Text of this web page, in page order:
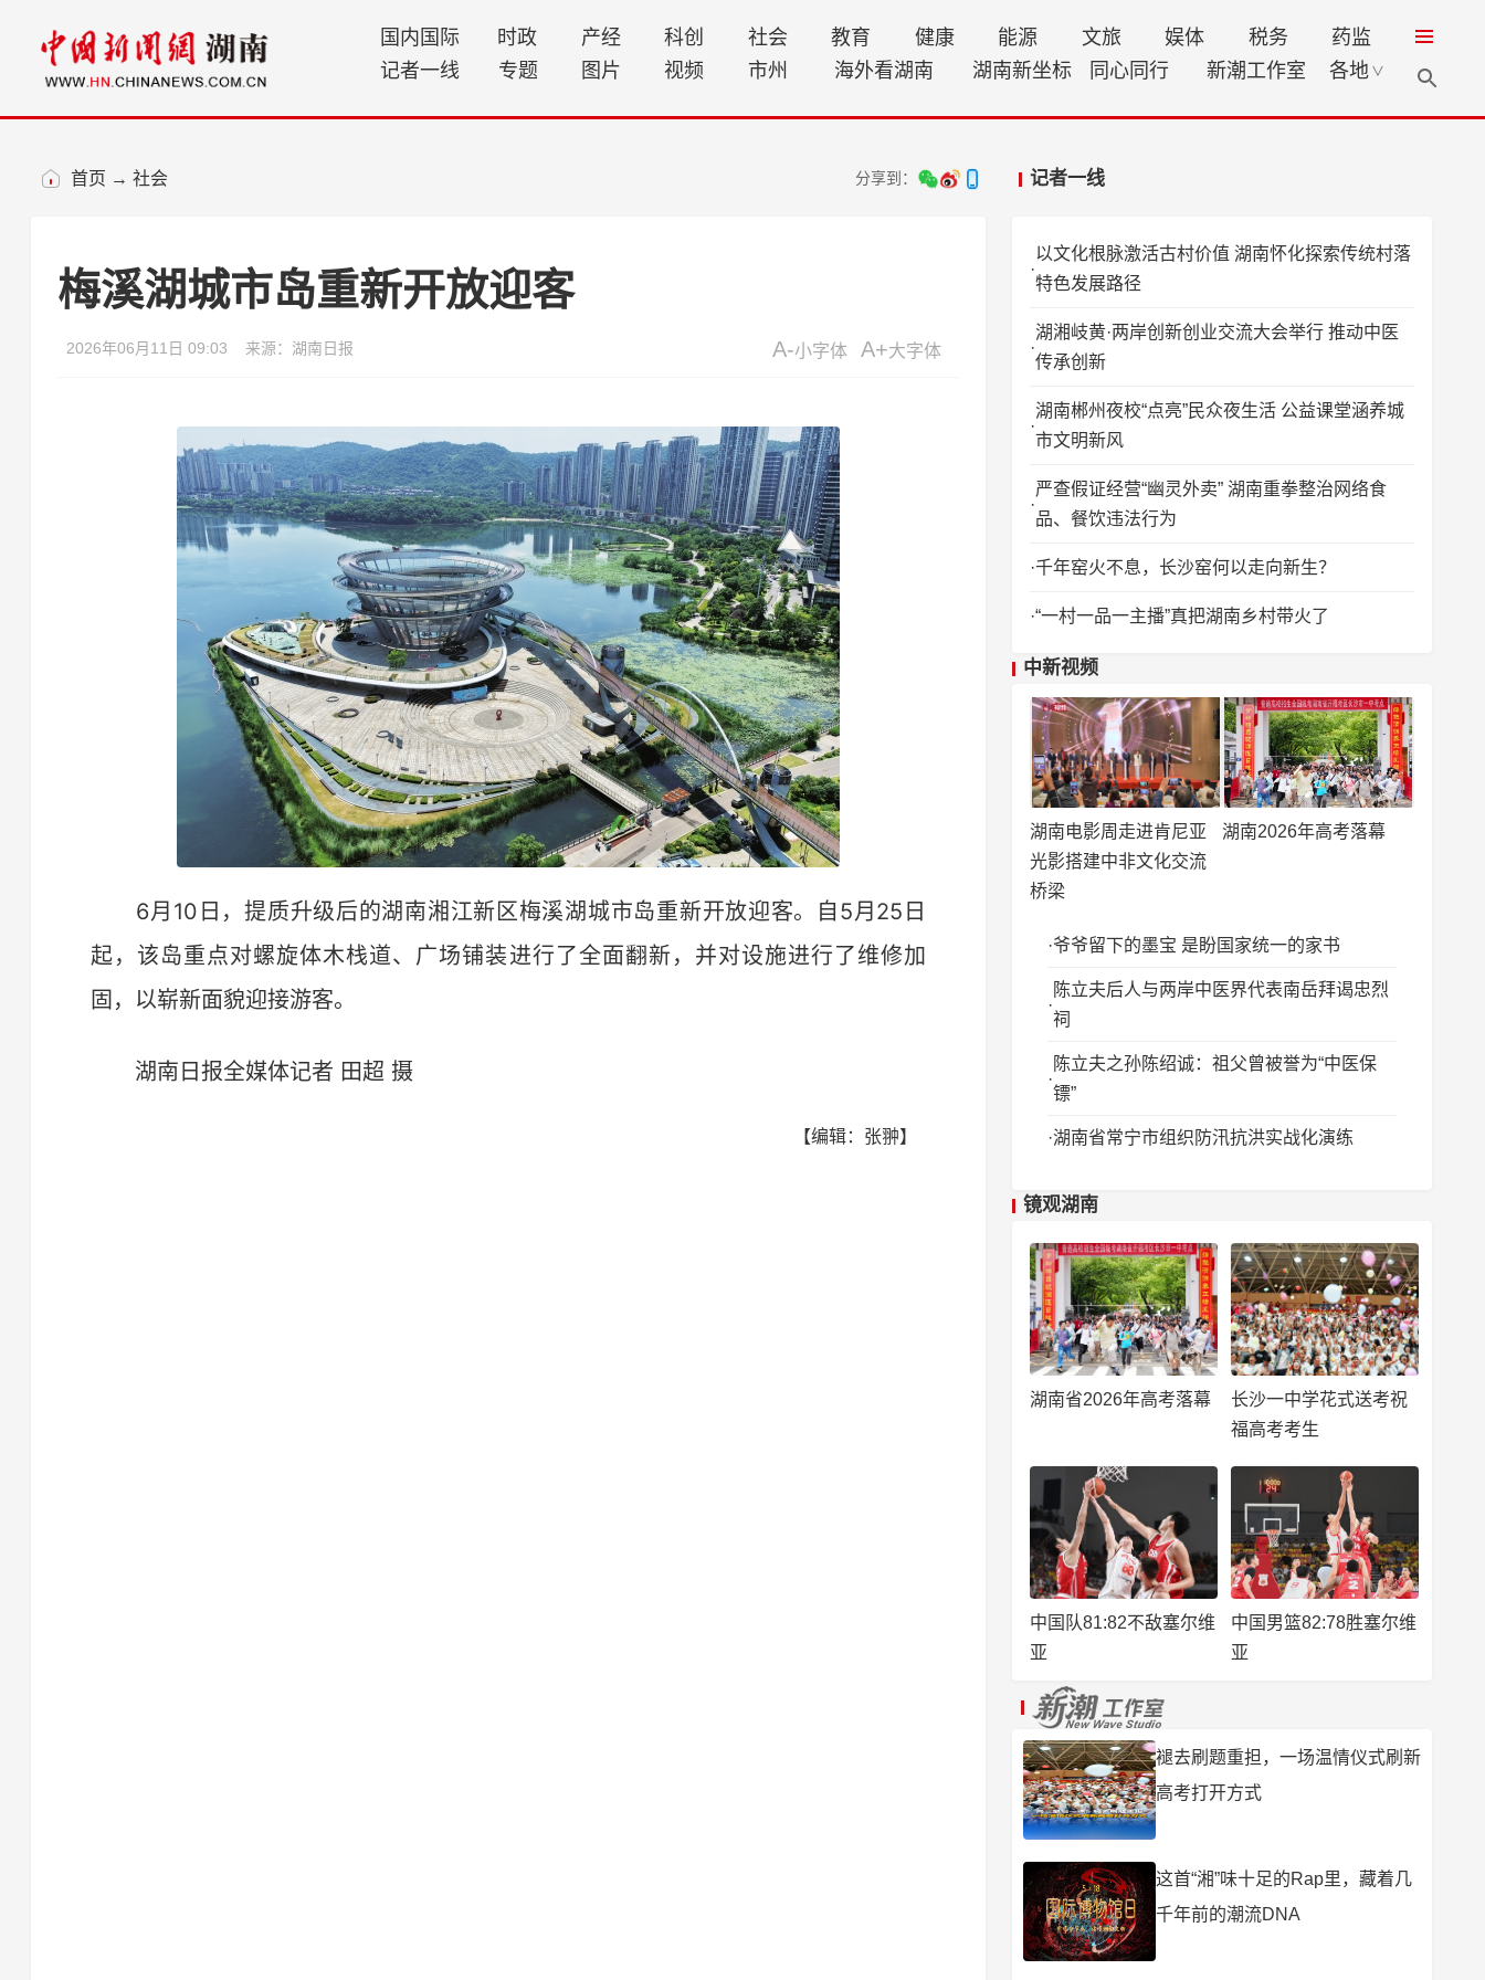
国内国际 时政 产经 科创 社会 教育 健康 能源 文旅 娱体 税务
药监
记者一线
专题 图片 视频 市州 海外看湖南 湖南新坐标 同心同行 新潮工作室 各地 ∨
首页 → 社会 分享到： 记者一线
梅溪湖城市岛重新开放迎客
2026年06月11日 09:03 来源：湖南日报 A-小字体 A+大字体
6月10日，提质升级后的湖南湘江新区梅溪湖城市岛重新开放迎客。自5月25日
起，该岛重点对螺旋体木栈道、广场铺装进行了全面翻新，并对设施进行了维修加
固，以崭新面貌迎接游客。
湖南日报全媒体记者 田超 摄
【编辑：张翀】
以文化根脉激活古村价值 湖南怀化探索传统村落
特色发展路径
湖湘岐黄·两岸创新创业交流大会举行 推动中医
传承创新
湖南郴州夜校“点亮”民众夜生活 公益课堂涵养城
市文明新风
严查假证经营“幽灵外卖” 湖南重拳整治网络食
品、餐饮违法行为
千年窑火不息，长沙窑何以走向新生？
“一村一品一主播”真把湖南乡村带火了
中新视频
湖南电影周走进肯尼亚
光影搭建中非文化交流
桥梁
湖南2026年高考落幕
爷爷留下的墨宝 是盼国家统一的家书
陈立夫后人与两岸中医界代表南岳拜谒忠烈
祠
陈立夫之孙陈绍诚：祖父曾被誉为“中医保
镖”
湖南省常宁市组织防汛抗洪实战化演练
镜观湖南
湖南省2026年高考落幕
长沙一中学花式送考祝
福高考考生
中国队81:82不敌塞尔维
亚
中国男篮82:78胜塞尔维
亚
褪去刷题重担，一场温情仪式刷新
高考打开方式
这首“湘”味十足的Rap里，藏着几
千年前的潮流DNA